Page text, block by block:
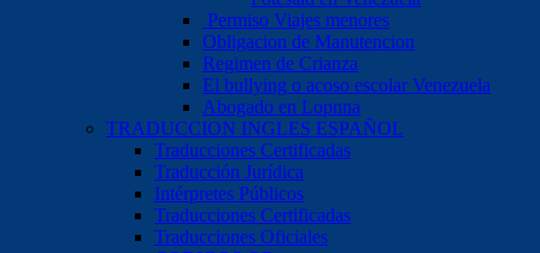
Permiso Viajes menores
Obligacion de Manutencion
Regimen de Crianza
El bullying o acoso escolar Venezuela
Abogado en Lopnna
TRADUCCION INGLES ESPAÑOL
Traducciones Certificadas
Traducción Jurídica
Intérpretes Públicos
Traducciones Certificadas
Traducciones Oficiales